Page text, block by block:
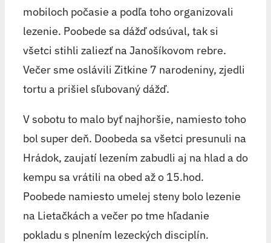
mobiloch počasie a podľa toho organizovali
lezenie. Poobede sa dážď odsúval, tak si
všetci stihli zaliezť na Janošíkovom rebre.
Večer sme oslávili Zitkine 7 narodeniny, zjedli
tortu a prišiel sľubovaný dážď.
V sobotu to malo byť najhoršie, namiesto toho
bol super deň. Doobeda sa všetci presunuli na
Hrádok, zaujatí lezením zabudli aj na hlad a do
kempu sa vrátili na obed až o 15.hod.
Poobede namiesto umelej steny bolo lezenie
na Lietačkách a večer po tme hľadanie
pokladu s plnením lezeckých disciplín.